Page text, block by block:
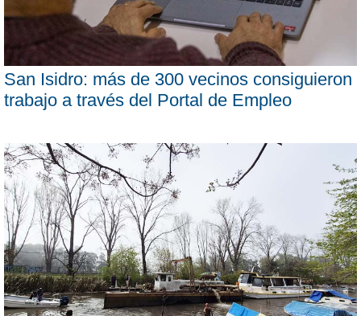
San Isidro: más de 300 vecinos consiguieron
trabajo a través del Portal de Empleo